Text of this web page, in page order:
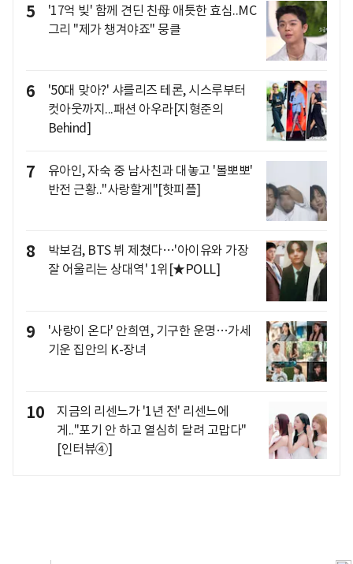
5
'17억 빚' 함께 견딘 친母 애틋한 효심..MC
그리 "제가 챙겨야죠" 뭉클
6
'50대 맞아?' 샤를리즈 테론, 시스루부터
컷아웃까지...패션 아우라[지형준의
Behind]
7
유아인, 자숙 중 남사친과 대놓고 '볼뽀뽀'
반전 근황.."사랑할게"[핫피플]
8
박보검, BTS 뷔 제쳤다…'아이유와 가장
잘 어울리는 상대역' 1위[★POLL]
9
'사랑이 온다' 안희연, 기구한 운명…가세
기운 집안의 K-장녀
10
지금의 리센느가 '1년 전' 리센느에
게.."포기 안 하고 열심히 달려 고맙다"
[인터뷰④]